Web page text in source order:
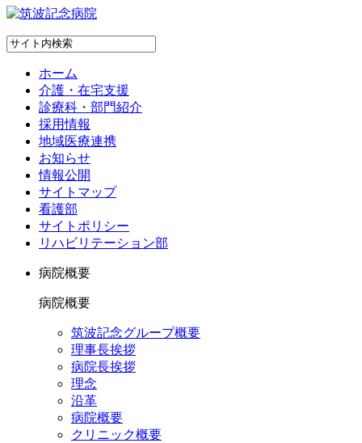
ホーム
介護・在宅支援
診療科・部門紹介
採用情報
地域医療連携
お知らせ
情報公開
サイトマップ
看護部
サイトポリシー
リハビリテーション部
病院概要
病院概要
筑波記念グループ概要
理事長挨拶
病院長挨拶
理念
沿革
病院概要
クリニック概要